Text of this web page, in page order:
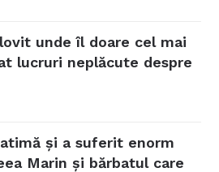
unde îl doare cel mai
lucruri neplăcute despre
și a suferit enorm
Marin și bărbatul care